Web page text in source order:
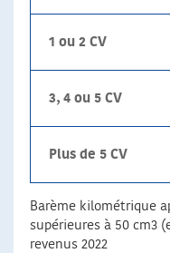
1 ou 2 CV
3, 4 ou 5 CV
Plus de 5 CV
Barème kilométrique
supérieures à 50 cm3
revenus 2022